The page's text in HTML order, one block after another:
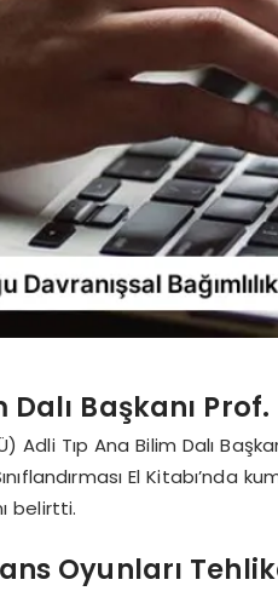
Dalı Başkanı
Tıp Ana Bilim Dalı
El Kitabı’nda
belirtti.
Oyunları